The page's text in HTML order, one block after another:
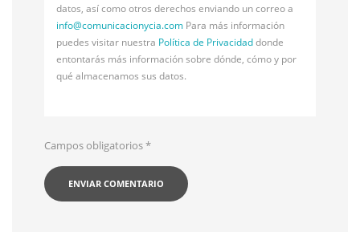
datos, así como otros derechos enviando un correo a
info@comunicacionycia.com Para más información
puedes visitar nuestra Política de Privacidaddonde
entontarás más información sobre dónde, cómo y por
qué almacenamos sus datos.
Campos obligatorios*